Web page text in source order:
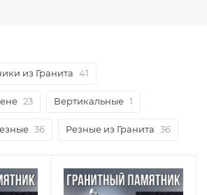
из Гранита 41
23 Вертикальные 1
36 Резные из Гранита 36